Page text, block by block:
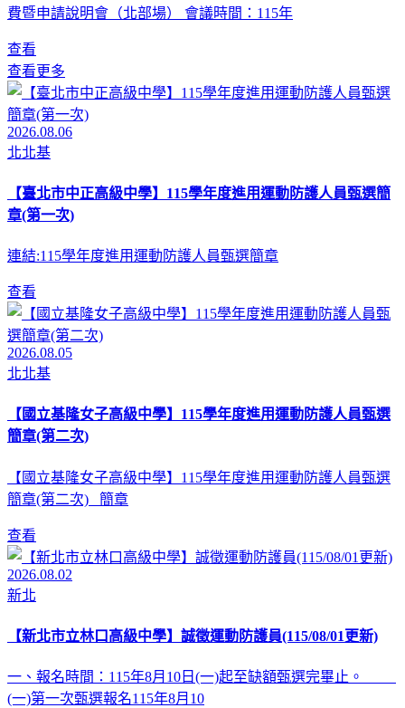
費暨申請說明會（北部場） 會議時間：115年
查看
查看更多
2026.08.06
北北基
【臺北市中正高級中學】115學年度進用運動防護人員甄選簡
章(第一次)
連結:115學年度進用運動防護人員甄選簡章
查看
2026.08.05
北北基
【國立基隆女子高級中學】115學年度進用運動防護人員甄選
簡章(第二次)
【國立基隆女子高級中學】115學年度進用運動防護人員甄選
簡章(第二次) 簡章
查看
2026.08.02
新北
【新北市立林口高級中學】誠徵運動防護員(115/08/01更新)
一、報名時間：115年8月10日(一)起至缺額甄選完畢止。
(一)第一次甄選報名115年8月10